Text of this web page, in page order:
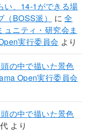
い、14-1ができる場
BOSS派）
に全
ニティ・研究会ま
実行委員会 より
の中で描いた景色
Open実行委員会
の中で描いた景色
より